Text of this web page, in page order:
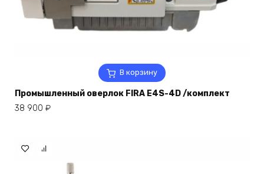
В корзину
Промышленный оверлок FIRA E4S-4D /комплект
38 900 ₽